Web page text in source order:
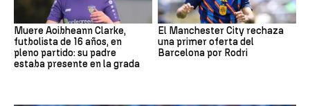
Muere Aoibheann Clarke,
futbolista de 16 años, en
pleno partido: su padre
estaba presente en la grada
El Manchester City rechaza
una primer oferta del
Barcelona por Rodri